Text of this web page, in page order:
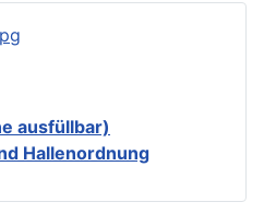
ausfüllbar)
Hallenordnung